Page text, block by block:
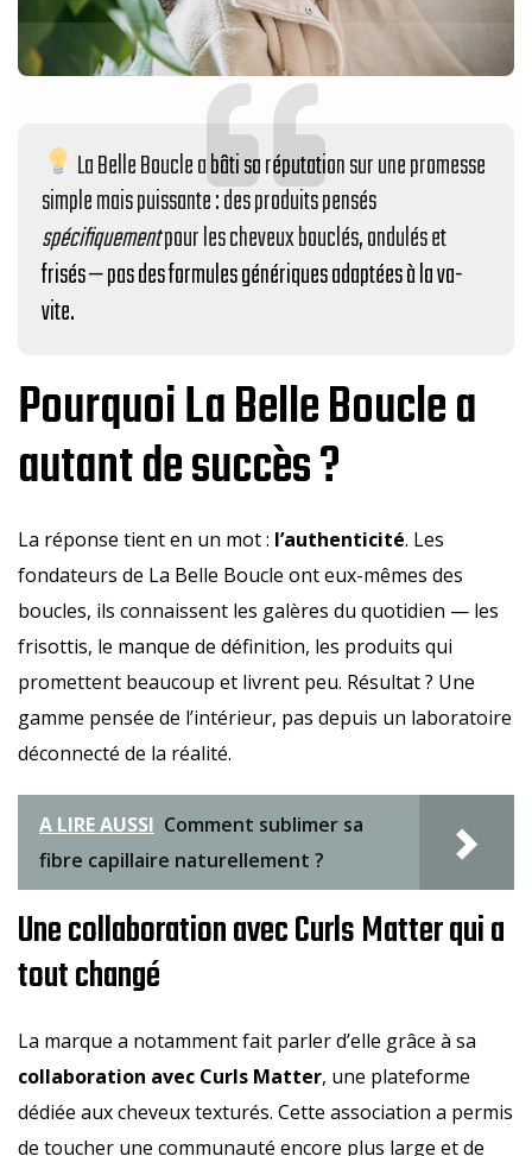
La Belle Boucle a bâti sa réputation sur une promesse
simple mais puissante : des produits pensés
spécifiquementpour les cheveux bouclés, ondulés et
frisés — pas des formules génériques adaptées à la va-
vite.
Pourquoi La Belle Boucle a
autant de succès ?
La réponse tient en un mot : l’authenticité. Les
fondateurs de La Belle Boucle ont eux-mêmes des
boucles, ils connaissent les galères du quotidien — les
frisottis, le manque de définition, les produits qui
promettent beaucoup et livrent peu. Résultat ? Une
gamme pensée de l’intérieur, pas depuis un laboratoire
déconnecté de la réalité.
A LIRE AUSSI Comment sublimer sa
fibre capillaire naturellement ?
Une collaboration avec Curls Matter qui a
tout changé
La marque a notamment fait parler d’elle grâce à sa
collaboration avec Curls Matter, une plateforme
dédiée aux cheveux texturés. Cette association a permis
de toucher une communauté encore plus large et de